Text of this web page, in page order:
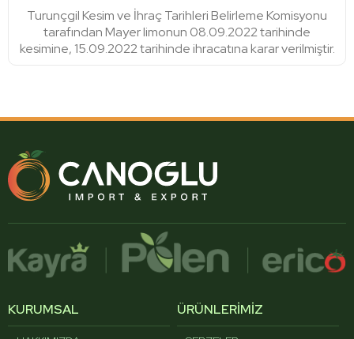
Turunçgil Kesim ve İhraç Tarihleri Belirleme Komisyonu
tarafından Mayer limonun 08.09.2022 tarihinde
kesimine, 15.09.2022 tarihinde ihracatına karar verilmiştir.
KURUMSAL ÜRÜNLERİMİZ